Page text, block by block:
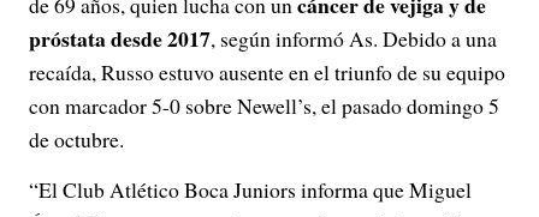
próstata desde 2017, según informó As. Debido a una
recaída, Russo estuvo ausente en el triunfo de su equipo
con marcador 5-0 sobre Newell’s, el pasado domingo 5
de octubre.
“El Club Atlético Boca Juniors informa que Miguel